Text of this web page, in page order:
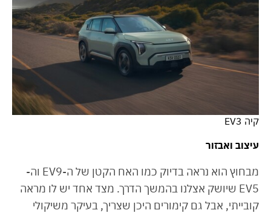
קיה EV3
עיצוב ואבזור
מבחוץ הוא נראה בדיוק כמו האח הקטן של ה-EV9 וה-
EV5 שיושק אצלנו בהמשך הדרך. מצד אחד יש לו מראה
קובייתי, אבל גם קימורים היכן שצריך, בעיקר משיקולי